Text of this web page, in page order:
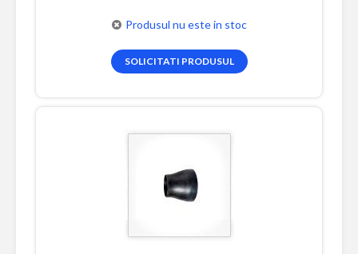
Produsul nu este in stoc
SOLICITATI PRODUSUL